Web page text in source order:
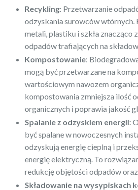
Recykling: Przetwarzanie
odzyskania surowców wtórnych.
metali, plastiku i szkła znacząco
odpadów trafiających na
Kompostowanie:
mogą być przetwarzane na
wartościowym nawozem
kompostowania zmniejsza ilość
organicznych i poprawia jakość
Spalanie z odzyskiem energii:
być spalane w nowoczesnych
odzyskują energię cieplną i
energię elektryczną. To
redukcję objętości odpadów
Składowanie na wysypiskach